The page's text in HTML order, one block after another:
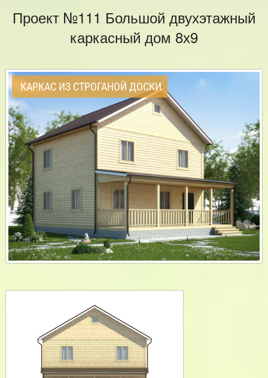
Проект №111 Большой двухэтажный
каркасный дом 8х9
КАРКАС ИЗ СТРОГАНОЙ ДОСКИ